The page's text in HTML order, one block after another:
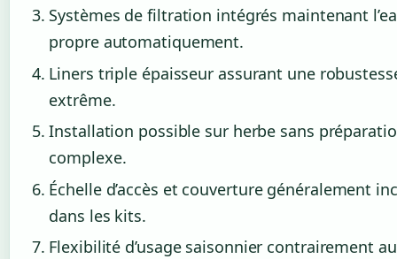
Systèmes de filtration intégrés maintenant
propre automatiquement.
Liners triple épaisseur assurant une
extrême.
Installation possible sur herbe sans
complexe.
Échelle d’accès et couverture généralement
dans les kits.
Flexibilité d’usage saisonnier contrairement